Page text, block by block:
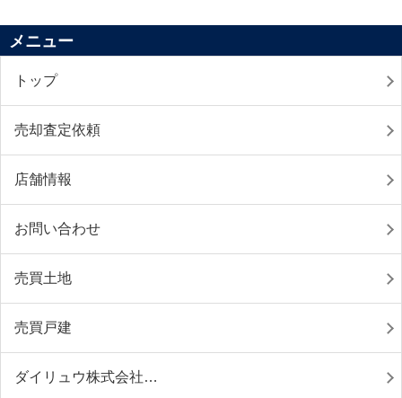
メニュー
トップ
売却査定依頼
店舗情報
お問い合わせ
売買土地
売買戸建
ダイリュウ株式会社…